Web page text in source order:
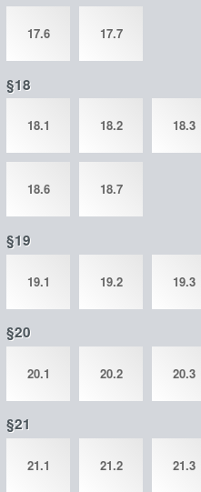
17.6 17.7
§18
18.1 18.2 18.3
18.6 18.7
§19
19.1 19.2 19.3
§20
20.1 20.2 20.3
§21
21.1 21.2 21.3